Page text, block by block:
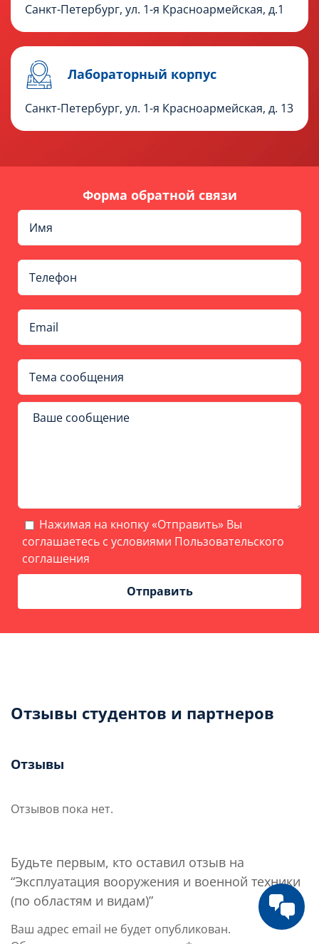
Санкт-Петербург, ул. 1-я Красноармейская, д.1
Лабораторный корпус
Санкт-Петербург, ул. 1-я Красноармейская, д. 13
Форма обратной связи
Нажимая на кнопку «Отправить» Вы
соглашаетесь с условиями Пользовательского
соглашения
Отзывы студентов и партнеров
Отзывы
Отзывов пока нет.
Будьте первым, кто оставил отзыв на
“Эксплуатация вооружения и военной техники
(по областям и видам)”
Ваш адрес email не будет опубликован.